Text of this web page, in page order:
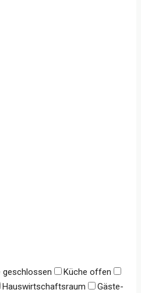
geschlossen
Küche offen
Hauswirtschaftsraum
Gäste-